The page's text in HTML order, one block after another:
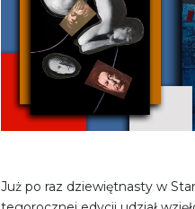
Już po raz dziewiętnasty w